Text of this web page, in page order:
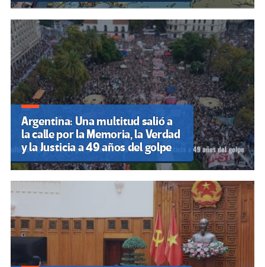
Argentina: Una multitud salió a
la calle por la Memoria, la Verdad
y la Justicia a 49 años del golpe